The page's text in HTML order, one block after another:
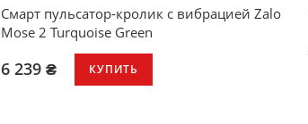
Смарт пульсатор-кролик с вибрацией Zalo
Mose 2 Turquoise Green
6 239 ₴ КУПИТЬ